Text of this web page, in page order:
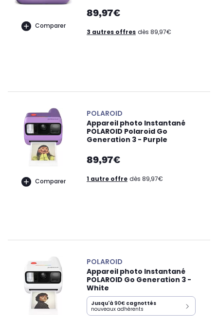
Comparer
89,97€
3 autres offres dès 89,97€
Comparer
POLAROID
Appareil photo Instantané
POLAROID Polaroid Go
Generation 3 - Purple
89,97€
1 autre offre dès 89,97€
POLAROID
Appareil photo Instantané
POLAROID Go Generation 3 -
White
Jusqu'à 90€ cagnottés
nouveaux adhérents